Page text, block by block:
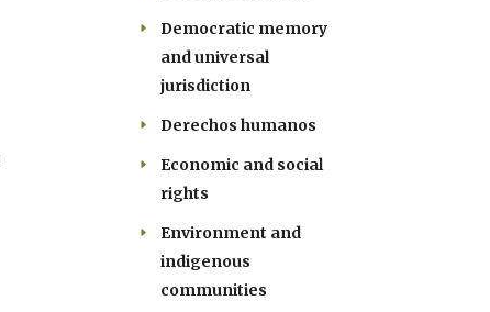
Democratic memory
and universal
jurisdiction
Derechos humanos
Economic and social
rights
Environment and
indigenous
communities